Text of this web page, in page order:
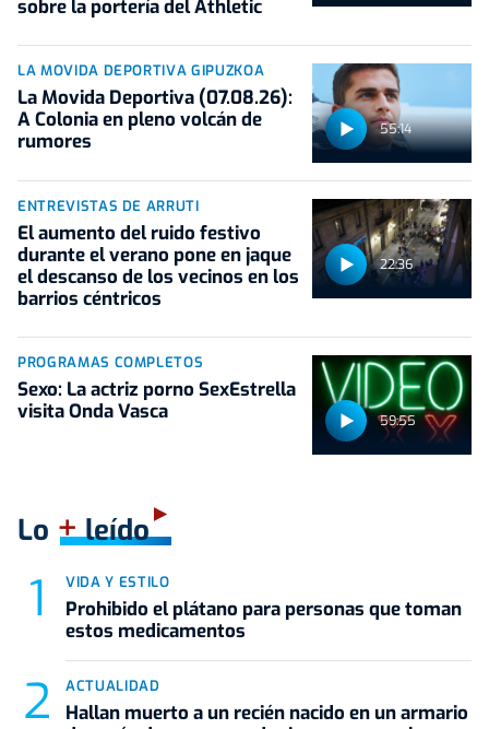
sobre la portería del Athletic
55:14
LA MOVIDA DEPORTIVA GIPUZKOA
La Movida Deportiva (07.08.26):
A Colonia en pleno volcán de
rumores
22:36
ENTREVISTAS DE ARRUTI
El aumento del ruido festivo
durante el verano pone en jaque
el descanso de los vecinos en los
barrios céntricos
59:55
PROGRAMAS COMPLETOS
Sexo: La actriz porno SexEstrella
visita Onda Vasca
Lo +leído
VIDA Y ESTILO
Prohibido el plátano para personas que toman
estos medicamentos
ACTUALIDAD
Hallan muerto a un recién nacido en un armario